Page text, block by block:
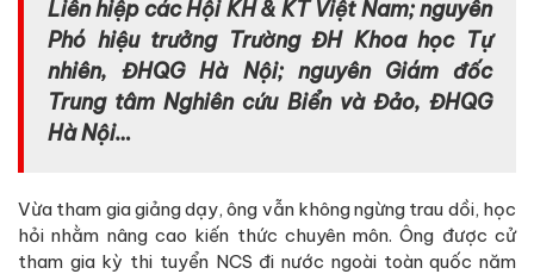
Liên hiệp các Hội KH & KT Việt Nam; nguyên
Phó hiệu trưởng Trường ĐH Khoa học Tự
nhiên, ĐHQG Hà Nội; nguyên Giám đốc
Trung tâm Nghiên cứu Biển và Đảo, ĐHQG
Hà Nội…
Vừa tham gia giảng dạy, ông vẫn không ngừng trau dồi, học
hỏi nhằm nâng cao kiến thức chuyên môn. Ông được cử
tham gia kỳ thi tuyển NCS đi nước ngoài toàn quốc năm